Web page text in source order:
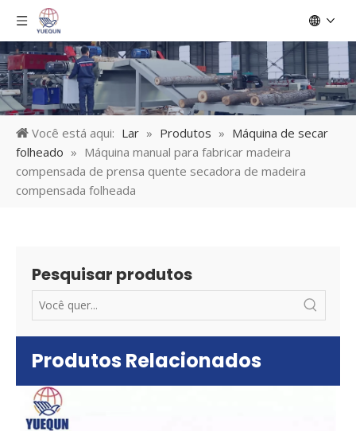
Você está aqui: Lar » Produtos » Máquina de secar
folheado » Máquina manual para fabricar madeira
compensada de prensa quente secadora de madeira
compensada folheada
Pesquisar produtos
Produtos Relacionados